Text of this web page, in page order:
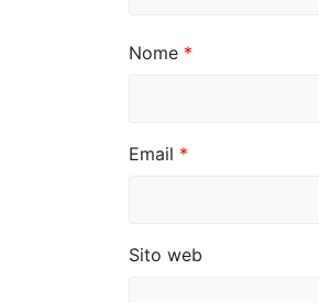
t
c
l
Nome *
Email *
Sito web